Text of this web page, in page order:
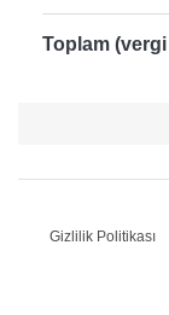
Toplam
Gizlilik Politikası